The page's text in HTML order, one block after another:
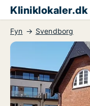
Kliniklokaler.dk
Fyn Svendborg